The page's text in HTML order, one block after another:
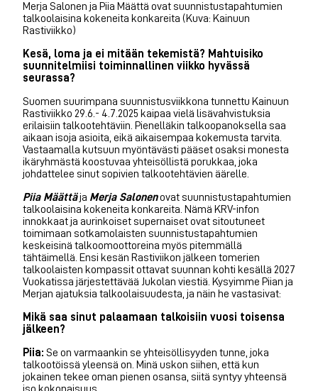
Merja Salonen ja Piia Määttä ovat suunnistustapahtumien
talkoolaisina kokeneita konkareita (Kuva: Kainuun
Rastiviikko)
Kesä, loma ja ei mitään tekemistä? Mahtuisiko
suunnitelmiisi toiminnallinen viikko hyvässä
seurassa?
Suomen suurimpana suunnistusviikkona tunnettu Kainuun
Rastiviikko 29.6.- 4.7.2025 kaipaa vielä lisävahvistuksia
erilaisiin talkootehtäviin. Pienelläkin talkoopanoksella saa
aikaan isoja asioita, eikä aikaisempaa kokemusta tarvita.
Vastaamalla kutsuun myöntävästi pääset osaksi monesta
ikäryhmästä koostuvaa yhteisöllistä porukkaa, joka
johdattelee sinut sopivien talkootehtävien äärelle.
Piia Määttäja Merja Salonenovat suunnistustapahtumien
talkoolaisina kokeneita konkareita. Nämä KRV-infon
innokkaat ja aurinkoiset supernaiset ovat sitoutuneet
toimimaan sotkamolaisten suunnistustapahtumien
keskeisinä talkoomoottoreina myös pitemmällä
tähtäimellä. Ensi kesän Rastiviikon jälkeen tomerien
talkoolaisten kompassit ottavat suunnan kohti kesällä 2027
Vuokatissa järjestettävää Jukolan viestiä. Kysyimme Piian ja
Merjan ajatuksia talkoolaisuudesta, ja näin he vastasivat:
Mikä saa sinut palaamaan talkoisiin vuosi toisensa
jälkeen?
Piia: Se on varmaankin se yhteisöllisyyden tunne, joka
talkootöissä yleensä on. Minä uskon siihen, että kun
jokainen tekee oman pienen osansa, siitä syntyy yhteensä